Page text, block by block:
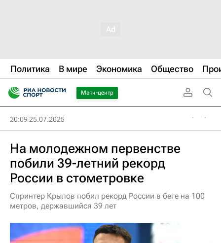
Политика В мире Экономика Общество
Матч-центр
20:09 25.07.2025
На молодежном первенстве
побили 39-летний рекорд
России в стометровке
Спринтер Крылов побил рекорд России в беге на 100
метров, державшийся 39 лет